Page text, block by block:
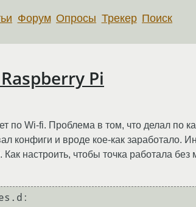
Форум Опросы Трекер Поиск
Pi
Wi-fi. Проблема в том, что делал по
конфиги и вроде кое-как заработало.
Как настроить, чтобы точка работала